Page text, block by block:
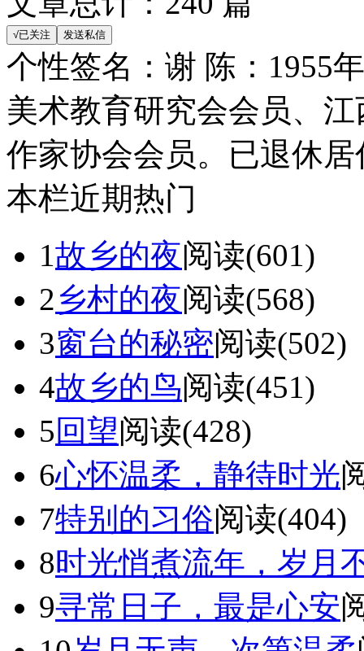
个性签名： 谢 陈：1955
美术教育研究会会员、
作家协会会员。已退休
本栏近期热门
1故乡的夜阅读(601)
2乡村的夜阅读(568)
3窗台的秘密阅读(502)
4故乡的鸟阅读(451)
5回望阅读(428)
6心怀温柔，静待时光
7特别的习俗阅读(404)
8时光悄煮流年，岁月
9寻常日子，最是心安